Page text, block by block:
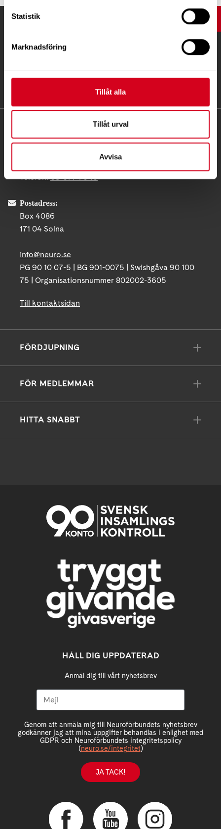
Statistik
Marknadsföring
Tillåt alla
Tillåt urval
Avvisa
UPP
Telefon:08-677 70 10
Postadress:
Box 4086
171 04 Solna
info@neuro.se
PG 90 10 07-5 | BG 901-0075 | Swishgåva 90 100
75 | Organisationsnummer 802002-3605
Till kontaktsidan
FÖRDJUPNING
FÖR MEDLEMMAR
HITTA SNABBT
HÅLL DIG UPPDATERAD
Anmäl dig till vårt nyhetsbrev
Genom att anmäla mig till Neuroförbundets nyhetsbrev
godkänner jag att mina uppgifter behandlas i enlighet med
GDPR och Neuroförbundets integritetspolicy
(neuro.se/integritet)
JA TACK!